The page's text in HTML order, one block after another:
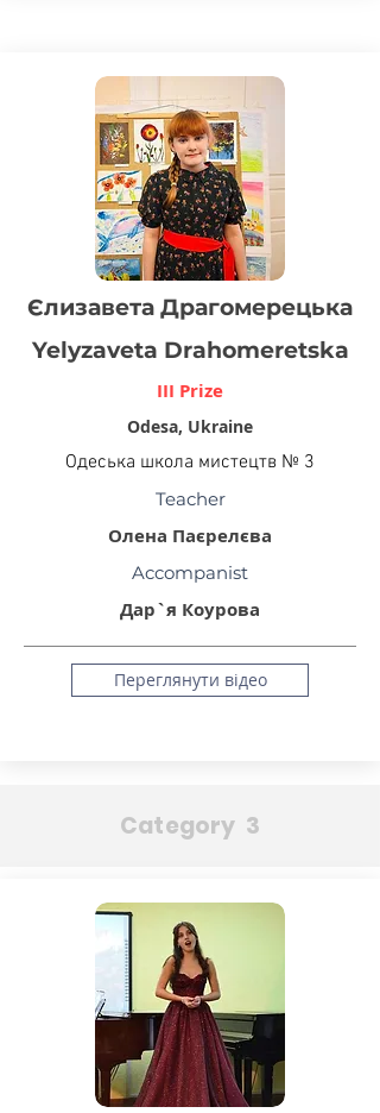
Єлизавета Драгомерецька
Yelyzaveta Drahomeretska
III Prize
Odesa, Ukraine
Одеська школа мистецтв № 3
Teacher
Олена Паєрелєва
Accompanist
Дар`я Коурова
Переглянути відео
Category 3